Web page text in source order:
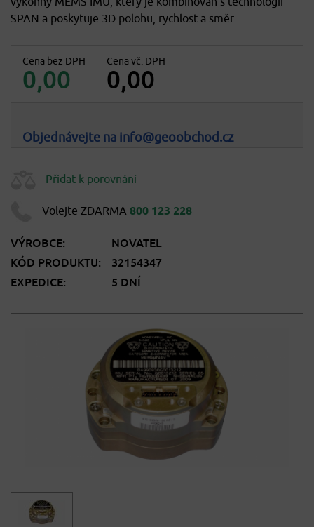
SPAN a poskytuje 3D polohu, rychlost a směr.
Cena bez DPH
0,00
Cena vč. DPH
0,00
Objednávejte na info@geoobchod.cz
Přidat k porovnání
Volejte ZDARMA 800 123 228
VÝROBCE:
NOVATEL
KÓD PRODUKTU:
32154347
EXPEDICE:
5 DNÍ